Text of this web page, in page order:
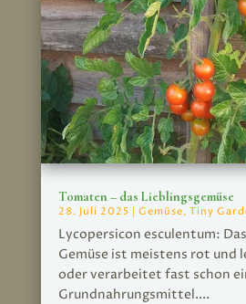
Tomaten – das Lieblingsgemüse
28. Juli 2025 | Gemüse, Tiny
Lycopersicon esculentum:
Gemüse ist meistens rot und
oder verarbeitet fast schon
Grundnahrungsmittel....